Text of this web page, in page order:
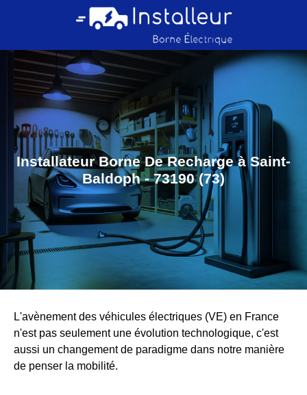
Installateur Borne De Recharge à Saint-
Baldoph - 73190 (73)
L'avènement des véhicules électriques (VE) en France
n'est pas seulement une évolution technologique, c'est
aussi un changement de paradigme dans notre manière
de penser la mobilité.